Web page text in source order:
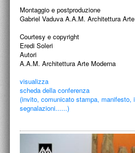
Montaggio e postproduzione
Gabriel Vaduva A.A.M. Architettura
Courtesy e copyright
Eredi Soleri
Autori
A.A.M. Architettura Arte Moderna
visualizza
scheda della conferenza
(invito, comunicato stampa, manifesto,
segnalazioni......)